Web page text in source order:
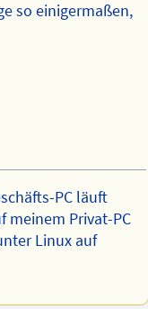
so einigermaßen,
PC läuft
meinem Privat-PC
Linux auf